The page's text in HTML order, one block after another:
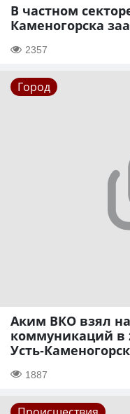
В частном
Каменогорска
2357
Город
Аким ВКО взял
коммуникаций в
Усть-
1887